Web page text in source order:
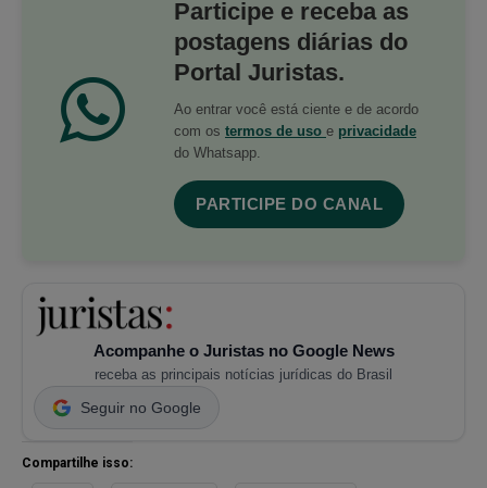
Participe e receba as
postagens diárias do
Portal Juristas.
Ao entrar você está ciente e de acordo
com os termos de uso e privacidade
do Whatsapp.
PARTICIPE DO CANAL
Acompanhe o Juristas no Google News
receba as principais notícias jurídicas do Brasil
Seguir no Google
Compartilhe isso: